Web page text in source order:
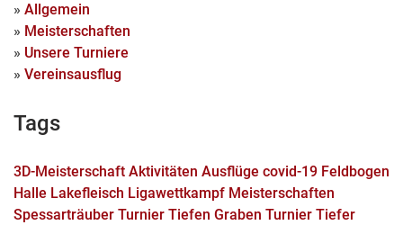
» Allgemein
» Meisterschaften
» Unsere Turniere
» Vereinsausflug
Tags
3D-Meisterschaft Aktivitäten Ausflüge covid-19 Feldbogen
Halle Lakefleisch Ligawettkampf Meisterschaften
Spessarträuber Turnier Tiefen Graben Turnier Tiefer